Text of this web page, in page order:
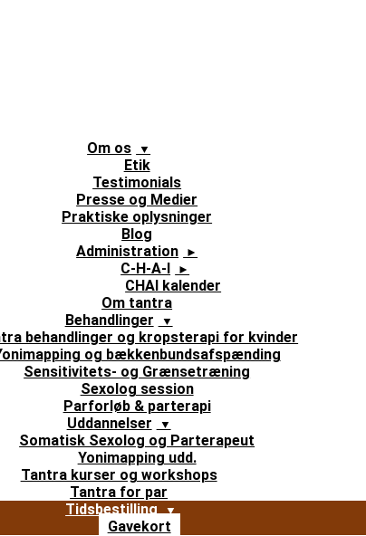
Om os
Etik
Testimonials
Presse og Medier
Praktiske oplysninger
Blog
Administration
C-H-A-I
CHAI kalender
Om tantra
Behandlinger
behandlinger og kropsterapi for kvinder
og bækkenbundsafspænding
Sensitivitets- og Grænsetræning
Sexolog session
Parforløb & parterapi
Uddannelser
Somatisk Sexolog og Parterapeut
Yonimapping udd.
Tantra kurser og workshops
Tantra for par
Tidsbestilling
Gavekort